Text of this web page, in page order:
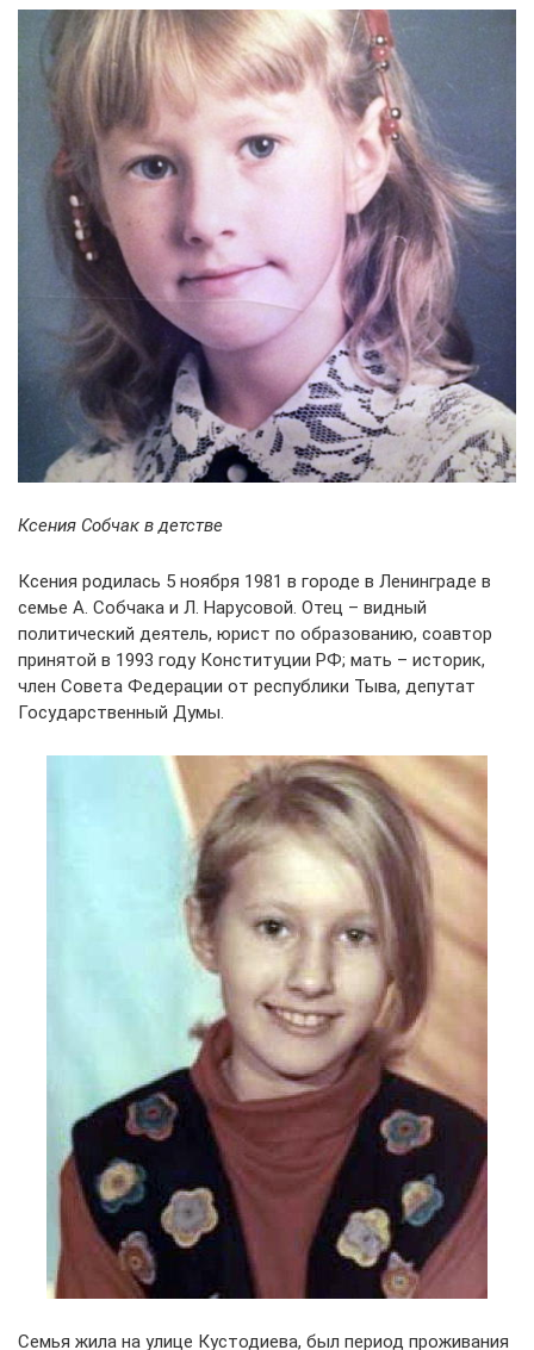
Ксения Собчак в детстве
Ксения родилась 5 ноября 1981 в городе в Ленинграде в
семье А. Собчака и Л. Нарусовой. Отец – видный
политический деятель, юрист по образованию, соавтор
принятой в 1993 году Конституции РФ; мать – историк,
член Совета Федерации от республики Тыва, депутат
Государственный Думы.
Семья жила на улице Кустодиева, был период проживания